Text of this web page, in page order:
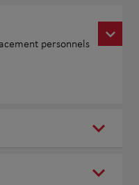
personnels